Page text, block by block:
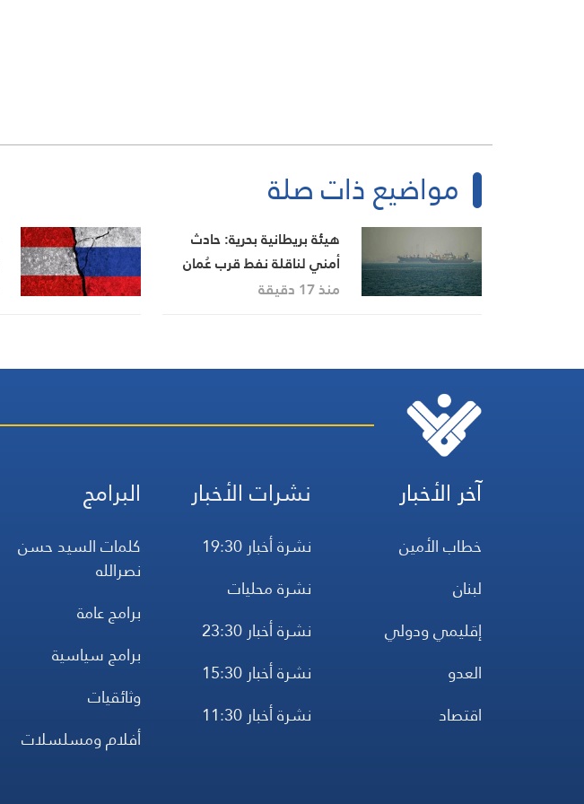
مواضيع ذات صلة
هيئة بريطانية بحرية: حادث
أمني لناقلة نفط قرب عُمان
خلال عبورها مضيق هرمز
منذ 17 دقيقة
آخر الأخبار
خطاب الأمين
لبنان
إقليمي ودولي
العدو
اقتصاد
نشرات الأخبار
نشرة أخبار 19:30
نشرة محليات
نشرة أخبار 23:30
نشرة أخبار 15:30
نشرة أخبار 11:30
البرامج
كلمات السيد حسن
نصرالله
برامج عامة
برامج سياسية
وثائقيات
أفلام ومسلسلات